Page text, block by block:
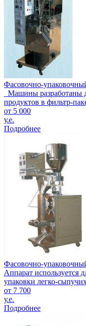
Фасовочно-
Машины разработаны
продуктов в фильтр-
от 5 000
у.е.
Подробнее
Фасовочно-
Аппарат используется
упаковки легко-
от 7 700
у.е.
Подробнее